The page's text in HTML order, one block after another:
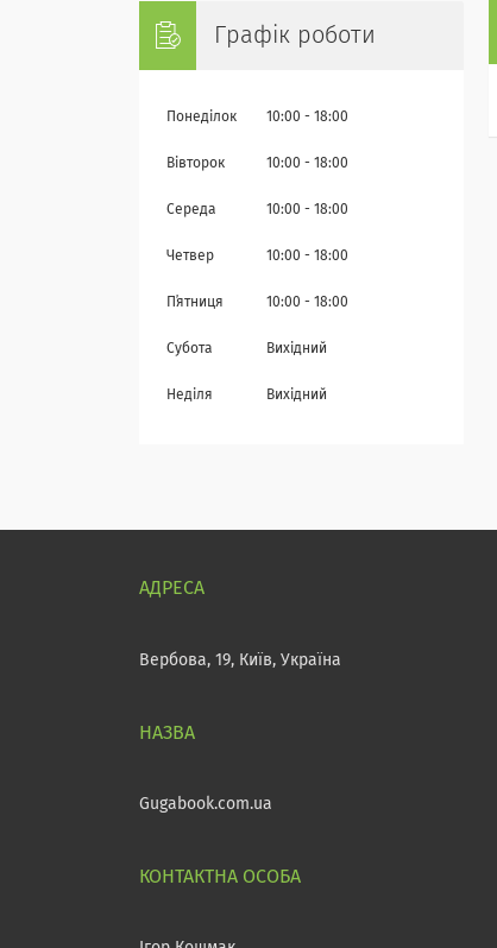
Графік роботи
Понеділок 10:00 18:00
Вівторок 10:00 18:00
Середа 10:00 18:00
Четвер 10:00 18:00
Пʼятниця 10:00 18:00
Субота Вихідний
Неділя Вихідний
Вербова, 19, Київ, Україна
Gugabook.com.ua